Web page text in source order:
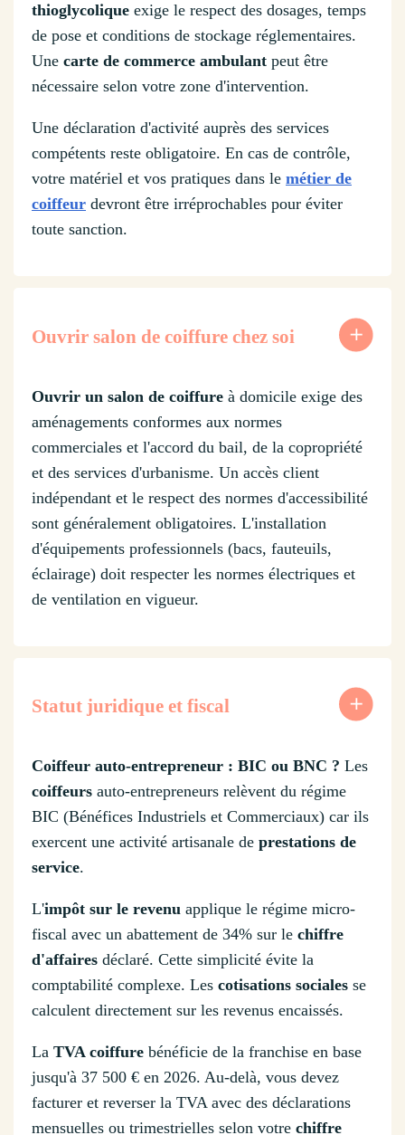
thioglycolique exige le respect des dosages, temps
de pose et conditions de stockage réglementaires.
Une carte de commerce ambulant peut être
nécessaire selon votre zone d'intervention.
Une déclaration d'activité auprès des services
compétents reste obligatoire. En cas de contrôle,
votre matériel et vos pratiques dans le métier de
coiffeur devront être irréprochables pour éviter
toute sanction.
Ouvrir salon de coiffure chez soi
Ouvrir un salon de coiffure à domicile exige des
aménagements conformes aux normes
commerciales et l'accord du bail, de la copropriété
et des services d'urbanisme. Un accès client
indépendant et le respect des normes d'accessibilité
sont généralement obligatoires. L'installation
d'équipements professionnels (bacs, fauteuils,
éclairage) doit respecter les normes électriques et
de ventilation en vigueur.
Statut juridique et fiscal
Coiffeur auto-entrepreneur : BIC ou BNC ? Les
coiffeurs auto-entrepreneurs relèvent du régime
BIC (Bénéfices Industriels et Commerciaux) car ils
exercent une activité artisanale de prestations de
service.
L'impôt sur le revenu applique le régime micro-
fiscal avec un abattement de 34% sur le chiffre
d'affaires déclaré. Cette simplicité évite la
comptabilité complexe. Les cotisations sociales se
calculent directement sur les revenus encaissés.
La TVA coiffure bénéficie de la franchise en base
jusqu'à 37 500 € en 2026. Au-delà, vous devez
facturer et reverser la TVA avec des déclarations
mensuelles ou trimestrielles selon votre chiffre